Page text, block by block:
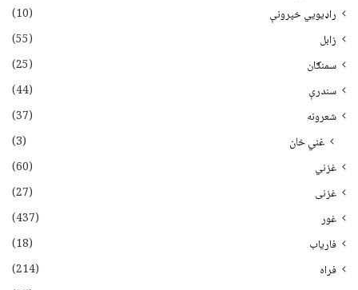
راډیويي خپرونې
(10)
زابل
(55)
سمنګان
(25)
سندرې
(44)
شعرونه
(37)
غني خان
(3)
غزني
(60)
غزنی
(27)
غور
(437)
فاریاب
(18)
فراه
(214)